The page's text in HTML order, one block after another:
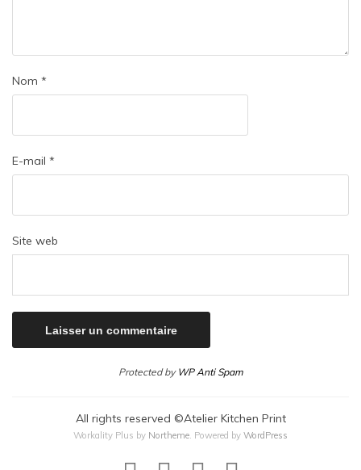
Nom *
E-mail *
Site web
Protected by WP Anti Spam
All rights reserved ©Atelier Kitchen Print
Workality Plus by Northeme. Powered by WordPress